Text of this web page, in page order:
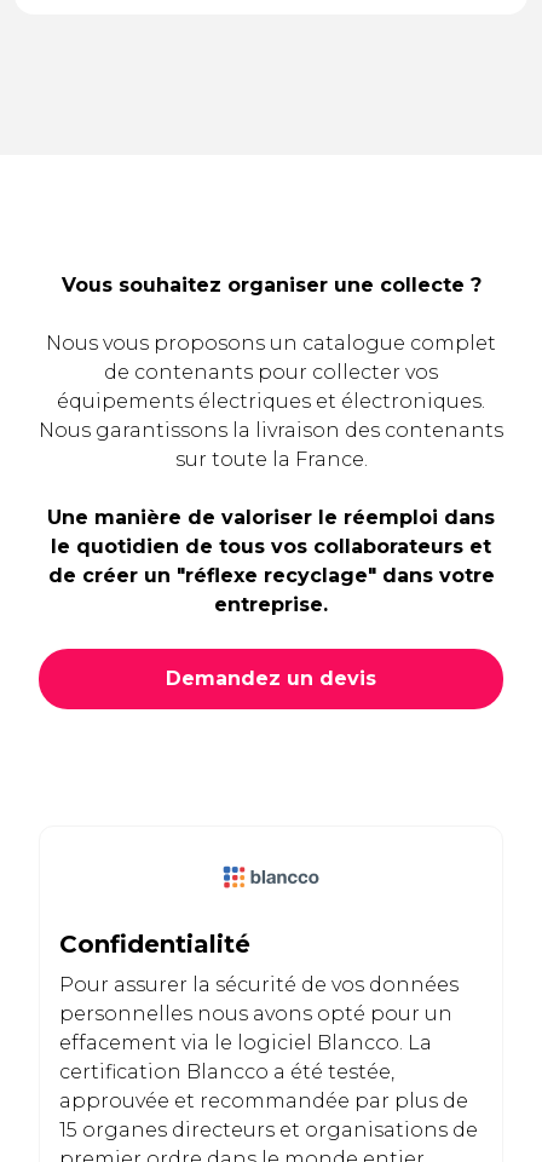
Vous souhaitez organiser une collecte ?
Nous vous proposons un catalogue complet
de contenants pour collecter vos
équipements électriques et électroniques.
Nous garantissons la livraison des contenants
sur toute la France.
Une manière de valoriser le réemploi dans
le quotidien de tous vos collaborateurs et
de créer un "réflexe recyclage" dans votre
entreprise.
Demandez un devis
Confidentialité
Pour assurer la sécurité de vos données
personnelles nous avons opté pour un
effacement via le logiciel Blancco. La
certification Blancco a été testée,
approuvée et recommandée par plus de
15 organes directeurs et organisations de